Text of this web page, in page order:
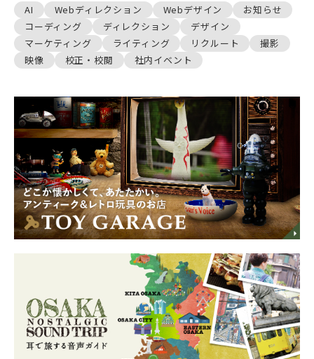
AI Webディレクション Webデザイン
お知らせ
コーディング
ディレクション
デザイン
マーケティング
ライティング リクルート
撮影
映像
校正・校閲 社内イベント